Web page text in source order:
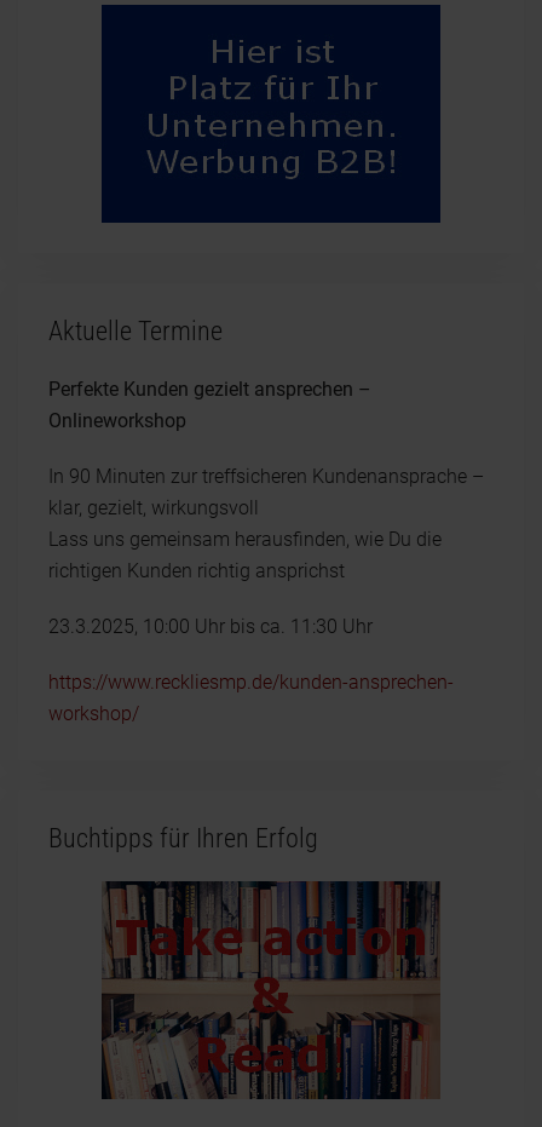
Aktuelle Termine
Perfekte Kunden gezielt ansprechen –
Onlineworkshop
In 90 Minuten zur treffsicheren Kundenansprache –
klar, gezielt, wirkungsvoll
Lass uns gemeinsam herausfinden, wie Du die
richtigen Kunden richtig ansprichst
23.3.2025, 10:00 Uhr bis ca. 11:30 Uhr
https://www.reckliesmp.de/kunden-ansprechen-
workshop/
Buchtipps für Ihren Erfolg